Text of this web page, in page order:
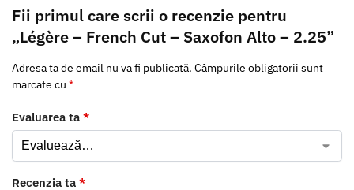
Fii primul care scrii o recenzie pentru
„Légère – French Cut – Saxofon Alto – 2.25”
Adresa ta de email nu va fi publicată. Câmpurile obligatorii sunt
marcate cu *
Evaluarea ta *
Recenzia ta *